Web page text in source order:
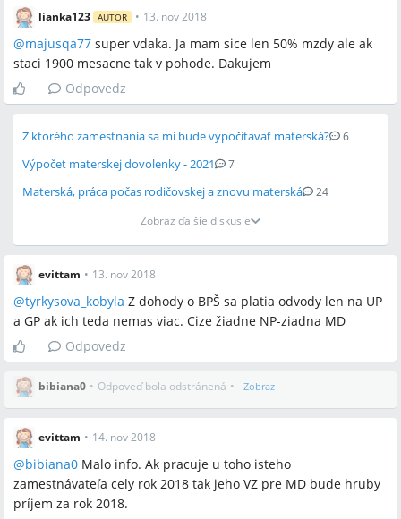
lianka123 AUTOR • 13. nov 2018
@majusqa77 super vdaka. Ja mam sice len 50% mzdy ale ak
staci 1900 mesacne tak v pohode. Dakujem
Odpovedz
Z ktorého zamestnania sa mi bude vypočítavať materská? 6
Výpočet materskej dovolenky - 2021 7
Materská, práca počas rodičovskej a znovu materská
24
Zobraz ďalšie diskusie
evittam • 13. nov 2018
@tyrkysova_kobyla Z dohody o BPŠ sa platia odvody len na UP
a GP ak ich teda nemas viac. Cize žiadne NP-ziadna MD
Odpovedz
bibiana0 • Odpoveď bola odstránená • Zobraz
evittam • 14. nov 2018
@bibiana0 Malo info. Ak pracuje u toho isteho
zamestnávateľa cely rok 2018 tak jeho VZ pre MD bude hruby
príjem za rok 2018.